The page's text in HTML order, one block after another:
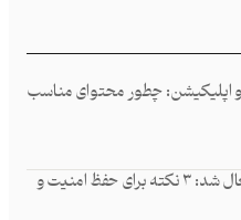
و اپلیکیشن: چطور محتوای مناسب
استوری تلگرام برای کاربران ایرانی فعال شد: ۳ نکته برای حفظ امنیت و